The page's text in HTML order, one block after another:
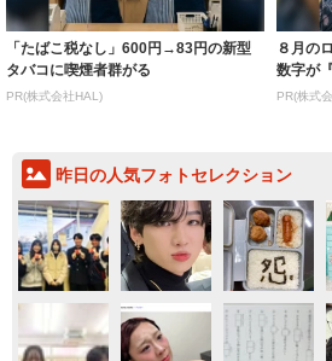
「たばこ税なし」600円→83円の新型
タバコに喫煙者群がる
PR(株式会社HAL)
８月の
数字が
PR(株式
昨日の人気フォトセレクション